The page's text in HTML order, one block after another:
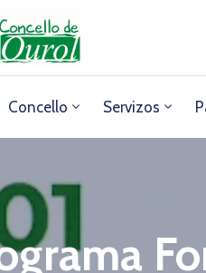
Concello Servizos